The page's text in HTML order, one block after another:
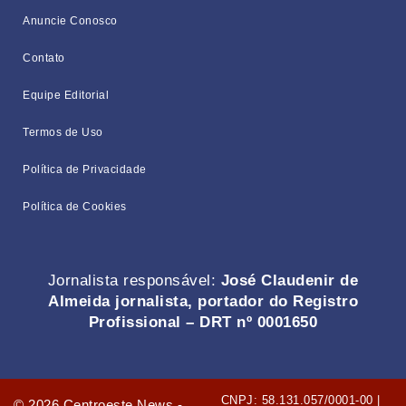
Anuncie Conosco
Contato
Equipe Editorial
Termos de Uso
Política de Privacidade
Política de Cookies
Jornalista responsável: José Claudenir de
Almeida jornalista, portador do Registro
Profissional – DRT nº 0001650
CNPJ: 58.131.057/0001-00 |